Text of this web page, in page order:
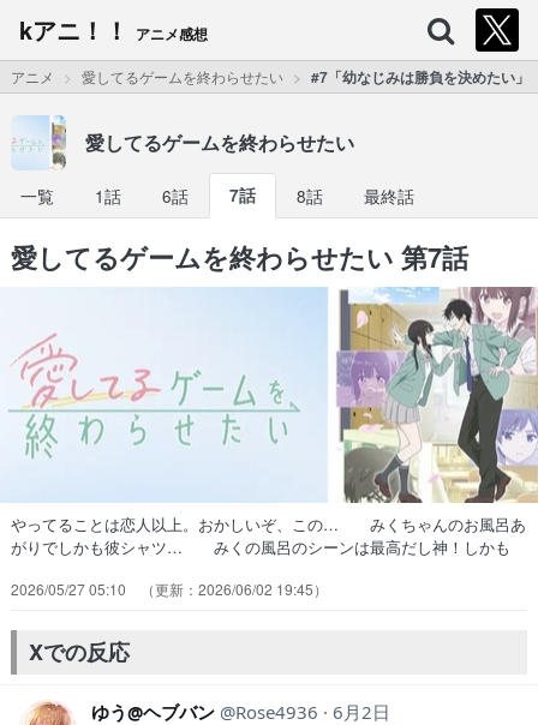
kアニ！！ アニメ感想
アニメ 愛してるゲームを終わらせたい #7「幼なじみは勝負を決めたい」
愛してるゲームを終わらせたい
一覧 1話 6話 7話 8話 最終話
愛してるゲームを終わらせたい 第7話
やってることは恋人以上。おかしいぞ、この… みくちゃんのお風呂あ
がりでしかも彼シャツ… みくの風呂のシーンは最高だし神！しかも
のかと思ったら、逆に観てて安… 愛してるゲームがあったから、2人
ぁぁあああ最高ー！！！もう本当にみ… 優希也もみくもお互い隣に立
つために努力し… 器用に動く湯気邪魔やな…遊び感覚で始めた…
2026/05/27 05:10 2026/06/02 19:45
Xでの反応
ゆう@ヘブバン Rose4936
6月2日